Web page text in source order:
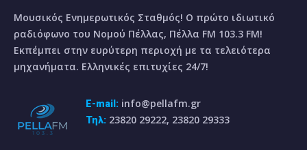
Μουσικός Ενημερωτικός Σταθμός! Ο πρώτο ιδιωτικό
ραδιόφωνο του Νομού Πέλλας, Πέλλα FM 103.3 FM!
Εκπέμπει στην ευρύτερη περιοχή με τα τελειότερα
μηχανήματα. Ελληνικές επιτυχίες 24/7!
E-mail: info@pellafm.gr
Τηλ: 23820 29222, 23820 29333